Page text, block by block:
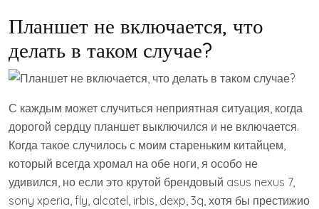
Планшет не включается, что
делать в таком случае?
С каждым может случиться неприятная ситуация, когда
дорогой сердцу планшет выключился и не включается.
Когда такое случилось с моим стареньким китайцем,
который всегда хромал на обе ноги, я особо не
удивился, но если это крутой брендовый asus nexus 7,
sony xperia, fly, alcatel, irbis, dexp, 3q, хотя бы престижио